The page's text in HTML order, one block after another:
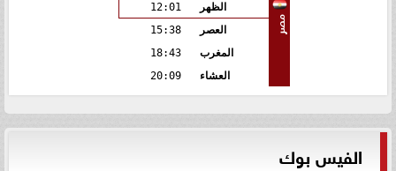
مصر
الظهر
12:01
العصر
15:38
المغرب
18:43
العشاء
20:09
الفيس بوك